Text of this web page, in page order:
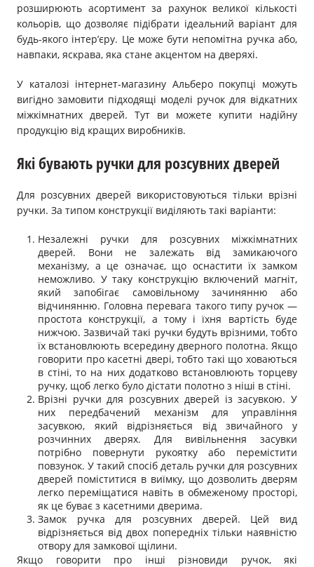
розширюють асортимент за рахунок великої кількості
кольорів, що дозволяє підібрати ідеальний варіант для
будь-якого інтер’єру. Це може бути непомітна ручка або,
навпаки, яскрава, яка стане акцентом на дверяхі.
У каталозі інтернет-магазину Альберо покупці можуть
вигідно замовити підходящі моделі ручок для відкатних
міжкімнатних дверей. Тут ви можете купити надійну
продукцію від кращих виробників.
Які бувають ручки для розсувних дверей
Для розсувних дверей використовуються тільки врізні
ручки. За типом конструкції виділяють такі варіанти:
Незалежні ручки для розсувних міжкімнатних
дверей. Вони не залежать від замикаючого
механізму, а це означає, що оснастити їх замком
неможливо. У таку конструкцію включений магніт,
який запобігає самовільному зачинянню або
відчинянню. Головна перевага такого типу ручок —
простота конструкції, а тому і їхня вартість буде
нижчою. Зазвичай такі ручки будуть врізними, тобто
їх встановлюють всередину дверного полотна. Якщо
говорити про касетні двері, тобто такі що ховаються
в стіні, то на них додатково встановлюють торцеву
ручку, щоб легко було дістати полотно з ніші в стіні.
Врізні ручки для розсувних дверей із засувкою. У
них передбачений механізм для управління
засувкою, який відрізняється від звичайного у
розчинних дверях. Для вивільнення засувки
потрібно повернути рукоятку або перемістити
повзунок. У такий спосіб деталь ручки для розсувних
дверей поміститися в виїмку, що дозволить дверям
легко переміщатися навіть в обмеженому просторі,
як це буває з касетними дверима.
Замок ручка для розсувних дверей. Цей вид
відрізняється від двох попередніх тільки наявністю
отвору для замкової щілини.
Якщо говорити про інші різновиди ручок, які